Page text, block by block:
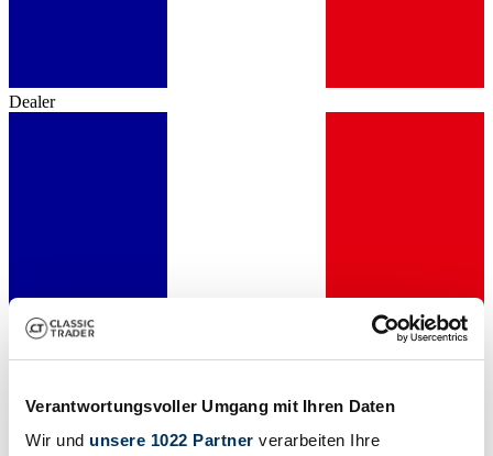
Verantwortungsvoller Umgang mit Ihren Daten
Wir und unsere 1022 Partner verarbeiten Ihre
Dealer